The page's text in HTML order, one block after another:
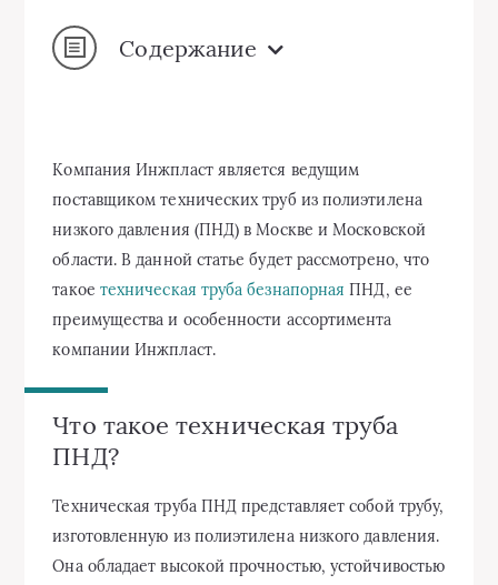
Содержание
Компания Инжпласт является ведущим
поставщиком технических труб из полиэтилена
низкого давления (ПНД) в Москве и Московской
области. В данной статье будет рассмотрено, что
такое техническая труба безнапорная ПНД, ее
преимущества и особенности ассортимента
компании Инжпласт.
Что такое техническая труба
ПНД?
Техническая труба ПНД представляет собой трубу,
изготовленную из полиэтилена низкого давления.
Она обладает высокой прочностью, устойчивостью